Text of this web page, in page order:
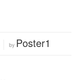
by Poster1